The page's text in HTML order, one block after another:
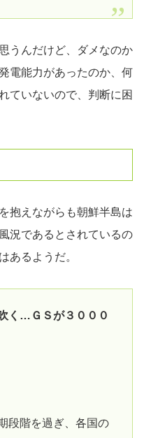
うんだけど、ダメなのか
電能力があったのか、何
ていないので、判断に困
抱えながらも朝鮮半島は
況であるとされているの
あるようだ。
く…ＧＳが３０００
段階を過ぎ、各国の